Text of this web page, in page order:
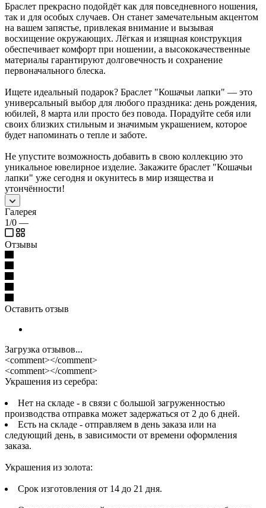
Браслет прекрасно подойдёт как для повседневного ношения,
так и для особых случаев. Он станет замечательным акцентом
на вашем запястье, привлекая внимание и вызывая
восхищение окружающих. Лёгкая и изящная конструкция
обеспечивает комфорт при ношении, а высококачественные
материалы гарантируют долговечность и сохранение
первоначального блеска.
Ищете идеальный подарок? Браслет "Кошачьи лапки" — это
универсальный выбор для любого праздника: день рождения,
юбилей, 8 марта или просто без повода. Порадуйте себя или
своих близких стильным и значимым украшением, которое
будет напоминать о тепле и заботе.
Не упустите возможность добавить в свою коллекцию это
уникальное ювелирное изделие. Закажите браслет "Кошачьи
лапки" уже сегодня и окунитесь в мир изящества и
утончённости!
Галерея
1/0 —
Отзывы
Оставить отзыв
Загрузка отзывов...
<comment></comment>
<comment></comment>
Украшения из серебра:
Нет на складе - в связи с большой загруженностью
производства отправка может задержаться от 2 до 6 дней.
Есть на складе - отправляем в день заказа или на
следующий день, в зависимости от времени оформления
заказа.
Украшения из золота:
Срок изготовления от 14 до 21 дня.